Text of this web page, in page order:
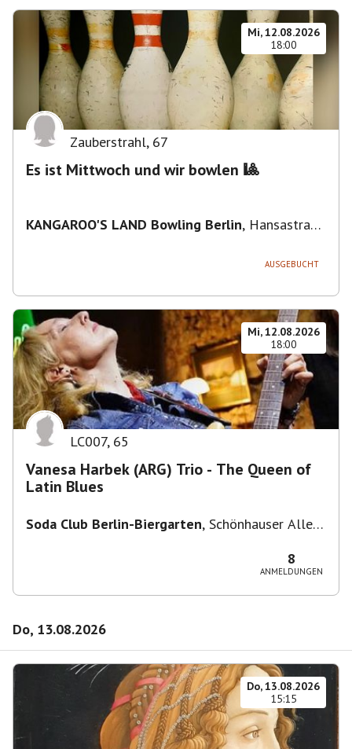
Mi, 12.08.2026
18:00
Zauberstrahl, 67
Es ist Mittwoch und wir bowlen 🎱
KANGAROO'S LAND Bowling Berlin, Hansastraße
AUSGEBUCHT
Mi, 12.08.2026
18:00
LC007, 65
Vanesa Harbek (ARG) Trio - The Queen of
Latin Blues
Soda Club Berlin-Biergarten, Schönhauser Allee
8
ANMELDUNGEN
Do, 13.08.2026
Do, 13.08.2026
15:15